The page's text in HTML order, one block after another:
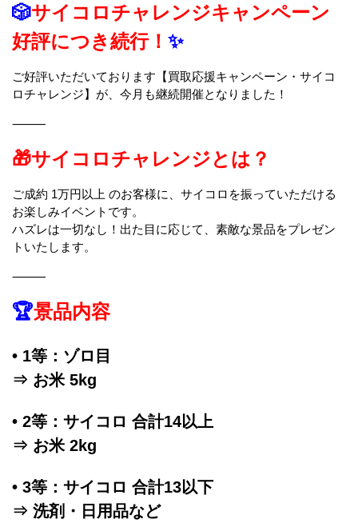
🎲サイコロチャレンジキャンペーン
好評につき続行！ ✨
ご好評いただいております【買取応援キャンペーン・サイコ
ロチャレンジ】が、今月も継続開催となりました！
⸻
🎁サイコロチャレンジとは？
ご成約 1万円以上 のお客様に、サイコロを振っていただける
お楽しみイベントです。
ハズレは一切なし！出た目に応じて、素敵な景品をプレゼン
トいたします。
⸻
🏆景品内容
• 1等：ゾロ目
⇒ お米 5kg
• 2等：サイコロ 合計14以上
⇒ お米 2kg
• 3等：サイコロ 合計13以下
⇒ 洗剤・日用品など